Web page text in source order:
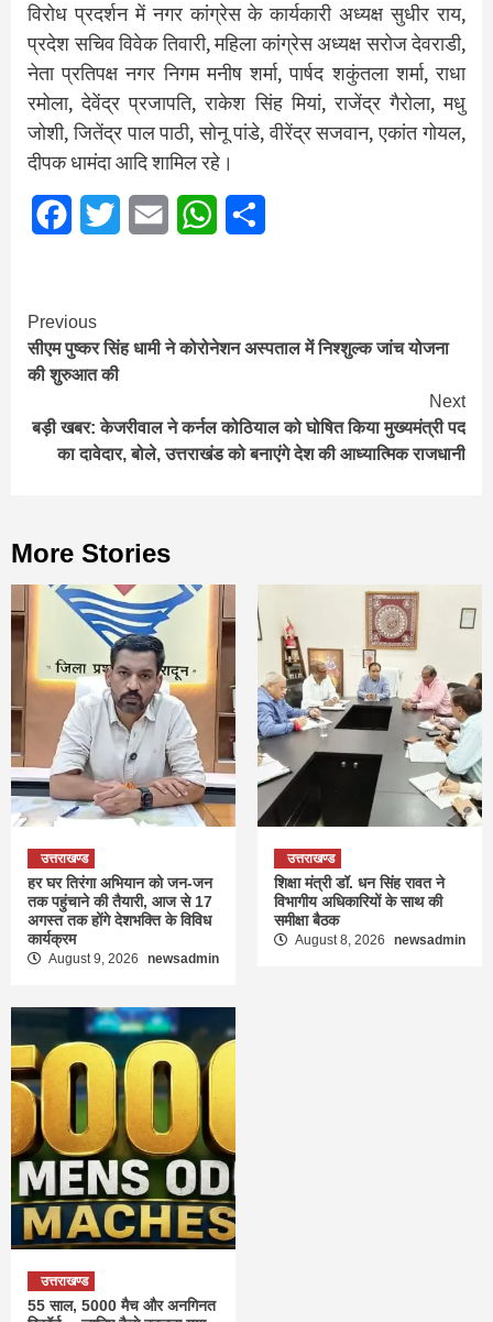
विरोध प्रदर्शन में नगर कांग्रेस के कार्यकारी अध्यक्ष सुधीर राय,
प्रदेश सचिव विवेक तिवारी, महिला कांग्रेस अध्यक्ष सरोज देवराडी,
नेता प्रतिपक्ष नगर निगम मनीष शर्मा, पार्षद शकुंतला शर्मा, राधा
रमोला, देवेंद्र प्रजापति, राकेश सिंह मियां, राजेंद्र गैरोला, मधु
जोशी, जितेंद्र पाल पाठी, सोनू पांडे, वीरेंद्र सजवान, एकांत गोयल,
दीपक धामंदा आदि शामिल रहे।
FacebookTwitter Email WhatsApp
Continue
Reading
Previous
सीएम पुष्कर सिंह धामी ने कोरोनेशन अस्पताल में निश्शुल्क जांच योजना
की शुरुआत की
Next
बड़ी खबर: केजरीवाल ने कर्नल कोठियाल को घोषित किया मुख्यमंत्री पद
का दावेदार, बोले, उत्तराखंड को बनाएंगे देश की आध्यात्मिक राजधानी
More Stories
उत्तराखण्ड
हर घर तिरंगा अभियान को जन-जन
तक पहुंचाने की तैयारी, आज से 17
अगस्त तक होंगे देशभक्ति के विविध
कार्यक्रम
August 9, 2026 newsadmin
उत्तराखण्ड
शिक्षा मंत्री डॉ. धन सिंह रावत ने
विभागीय अधिकारियों के साथ की
समीक्षा बैठक
August 8, 2026 newsadmin
उत्तराखण्ड
55 साल, 5000 मैच और अनगिनत